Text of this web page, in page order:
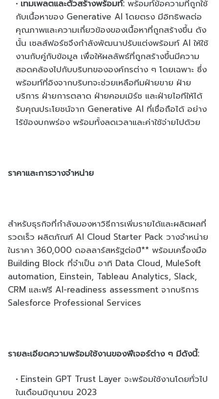
เทมเพลตและตัวสร้างพร้อมท์: พร้อมท์ข้อความที่ถูกใช้
กับเนื้อหาของ Generative AI โดยตรง มีอิทธิพลต่อ
คุณภาพและความเกี่ยวข้องของเนื้อหาที่ถูกสร้างขึ้น ดัง
นั้น เซลส์ฟอร์ซจึงกำลังพัฒนาปรับแต่งพร้อมท์ AI ให้ใช้
งานกับคู่กับข้อมูล เพื่อให้ผลลัพธ์ที่ถูกสร้างขึ้นมีความ
สอดคล้องไปกับบริบทขององค์กรต่าง ๆ โดยเฉพาะ ซึ่ง
พร้อมท์ที่อิงจากบริบทจะช่วยเหลือทีมฝ่ายขาย ฝ่าย
บริการ ฝ่ายการตลาด ฝ่ายคอมเมิร์ซ และฝ่ายไอทีให้ได้
รับคุณประโยชน์จาก Generative AI ที่เชื่อถือได้ อย่าง
ไร้ข้องบกพร่อง พร้อมทั้งลดเวลาและค่าใช้จ่ายไปด้วย
ราคาและการวางจำหน่าย
สำหรับธุรกิจที่กำลังมองหาวิธีการเพิ่มรายได้และผลิตผลที่
รวดเร็ว ผลิตภัณฑ์ AI Cloud Starter Pack วางจำหน่าย
ในราคา 360,000 ดอลลาร์สหรัฐต่อปี** พร้อมเครื่องมือ
Building Block ที่จำเป็น อาทิ Data Cloud, MuleSoft
automation, Einstein, Tableau Analytics, Slack,
CRM และฟรี AI-readiness assessment จากบริการ
Salesforce Professional Services
รายละเอียดความพร้อมใช้งานของฟีเจอร์ต่าง ๆ มีดังนี้:
Einstein GPT Trust Layer จะพร้อมใช้งานโดยทั่วไป
ในเดือนมิถุนายน 2023